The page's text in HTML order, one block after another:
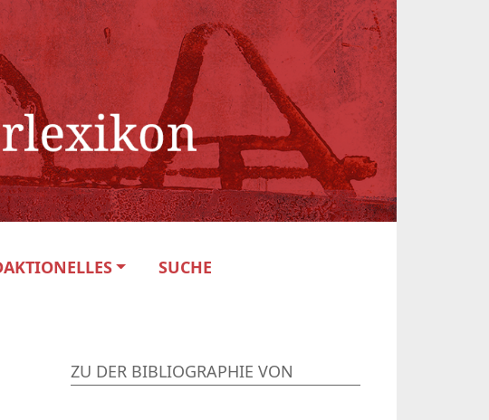
SUCHE
ZU DER BIBLIOGRAPHIE VON